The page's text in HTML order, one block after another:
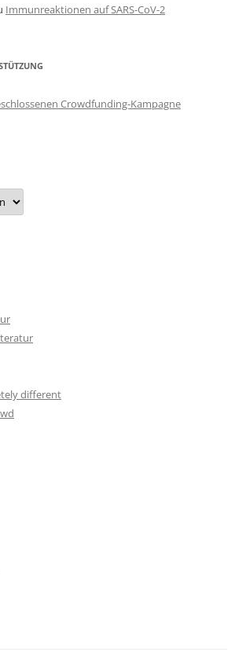
Immunreaktionen auf SARS-CoV-2
Crowdfunding-Kampagne
different